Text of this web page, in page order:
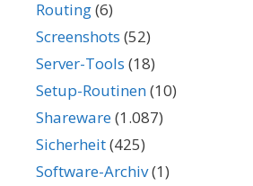
Routing(6)
Screenshots (52)
Server-Tools (18)
Setup-Routinen(10)
Shareware(1.087)
Sicherheit(425)
Software-Archiv(1)